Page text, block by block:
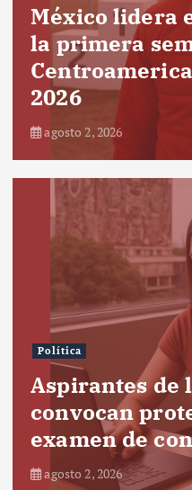
México lidera
la primera
2026
agosto 2, 2026
Política
Aspirantes de
convocan
examen de
agosto 2, 2026